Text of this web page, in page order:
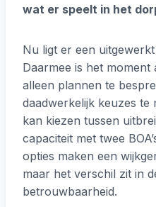
wat er speelt in het
Nu ligt er een
Daarmee is het
alleen plannen te
daadwerkelijk keuzes te
kan kiezen tussen
capaciteit met twee
opties maken een
maar het verschil zit in
betrouwbaarheid.